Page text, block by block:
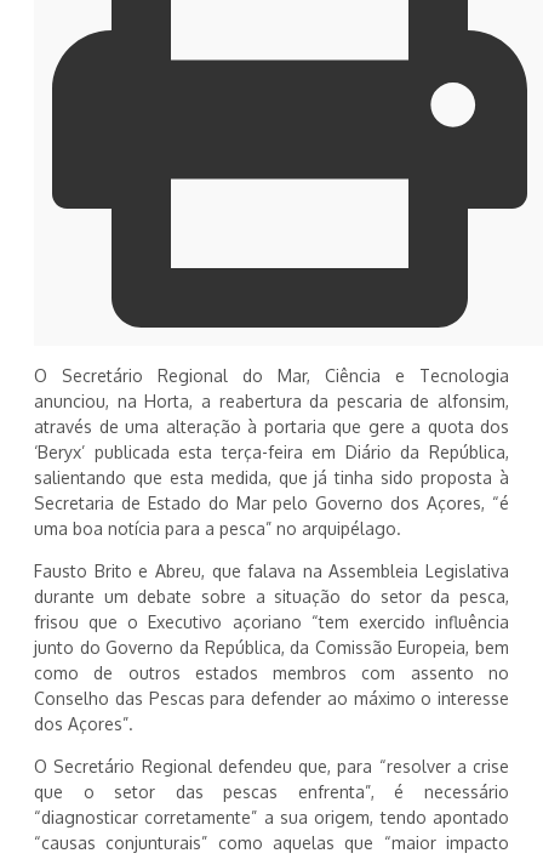
O Secretário Regional do Mar, Ciência e Tecnologia
anunciou, na Horta, a reabertura da pescaria de alfonsim,
através de uma alteração à portaria que gere a quota dos
‘Beryx’ publicada esta terça-feira em Diário da República,
salientando que esta medida, que já tinha sido proposta à
Secretaria de Estado do Mar pelo Governo dos Açores, “é
uma boa notícia para a pesca” no arquipélago.
Fausto Brito e Abreu, que falava na Assembleia Legislativa
durante um debate sobre a situação do setor da pesca,
frisou que o Executivo açoriano “tem exercido influência
junto do Governo da República, da Comissão Europeia, bem
como de outros estados membros com assento no
Conselho das Pescas para defender ao máximo o interesse
dos Açores”.
O Secretário Regional defendeu que, para “resolver a crise
que o setor das pescas enfrenta”, é necessário
“diagnosticar corretamente” a sua origem, tendo apontado
“causas conjunturais” como aquelas que “maior impacto